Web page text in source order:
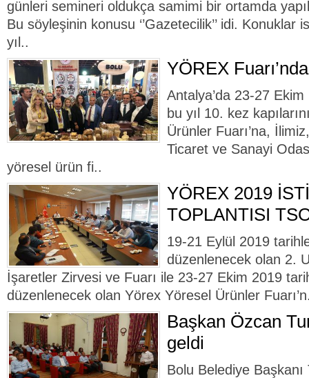
günleri semineri oldukça samimi bir ortamda
Bu söyleşinin konusu ‘’Gazetecilik’’ idi. Konuklar
yıl..
YÖREX
Antalya’da 23-27
bu yıl 10. kez
Ürünler Fuarı’na,
Ticaret ve Sanayi
yöresel ürün fi..
YÖREX 2019
TOPLANTISI
19-21 Eylül 2019
düzenlenecek olan 2.
İşaretler Zirvesi ve Fuarı ile 23-27 Ekim 2019
düzenlenecek olan Yörex Yöresel Ürünler
Başkan Özcan
geldi
Bolu Belediye